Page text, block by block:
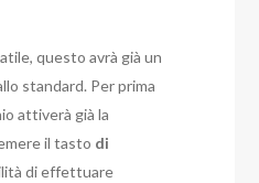
questo avrà già un
standard. Per prima
attiverà già la
il tasto di
di effettuare